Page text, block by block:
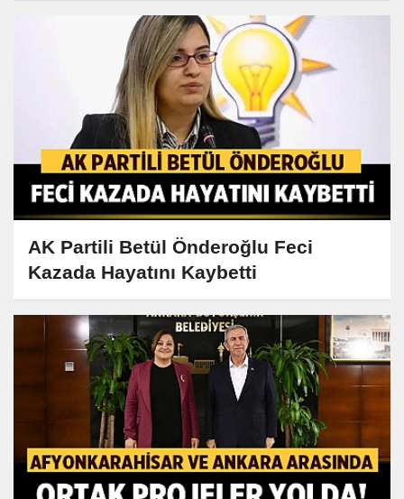
AK Partili Betül Önderoğlu Feci
Kazada Hayatını Kaybetti